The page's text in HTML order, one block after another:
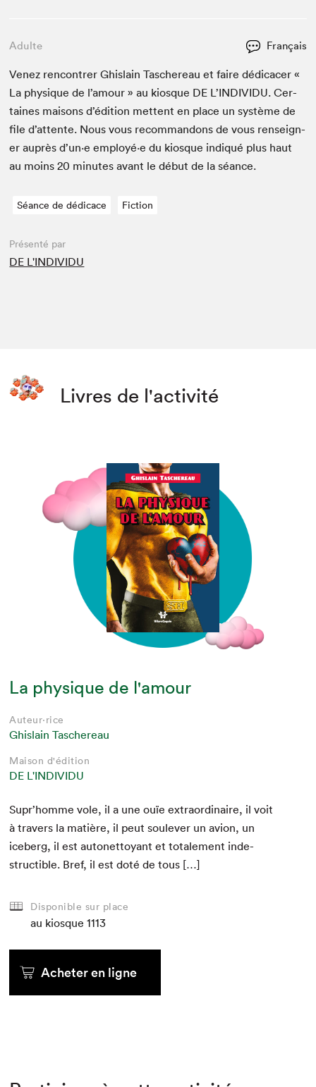
Adulte Français
Venez ren­con­tr­er Ghis­lain Taschere­au et faire dédi­cac­er «
La physique de l’amour » au kiosque DE L’IN­DI­VIDU. Cer­
taines maisons d’édi­tion met­tent en place un sys­tème de
file d’at­tente. Nous vous recom­man­dons de vous ren­seign­
er auprès d’un·e employé·e du kiosque indiqué plus haut
au moins20 min­utes avant le début de la séance.
Séance de dédicace Fiction
Présenté par
DE L'INDIVIDU
Livres de l'activité
La physique de l'amour
Auteur·rice
Ghislain Taschereau
Maison d'édition
DE L'INDIVIDU
Supr’homme vole, il a une ouïe extra­or­di­naire, il voit
à tra­vers la matière, il peut soulever un avion, un
ice­berg, il est autonet­toy­ant et totale­ment inde­
struc­tible. Bref, il est doté de tous […]
Disponible sur place
au kiosque 1113
Acheter en ligne